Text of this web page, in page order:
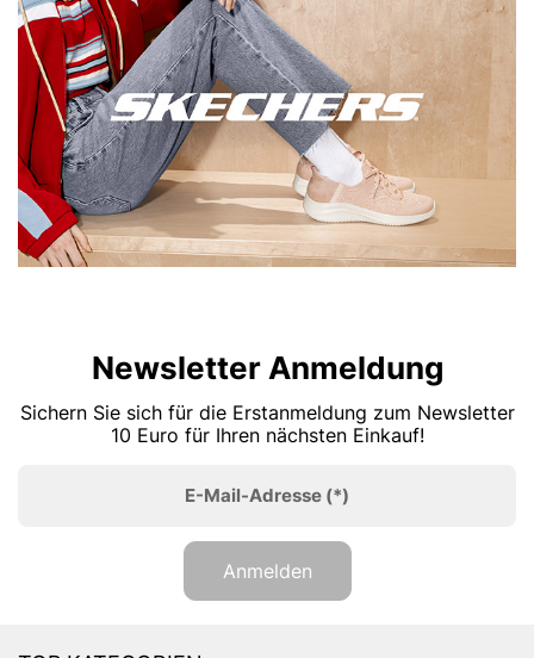
Newsletter Anmeldung
Sichern Sie sich für die Erstanmeldung zum Newsletter
10 Euro für Ihren nächsten Einkauf!
E-Mail-Adresse (*)
Anmelden